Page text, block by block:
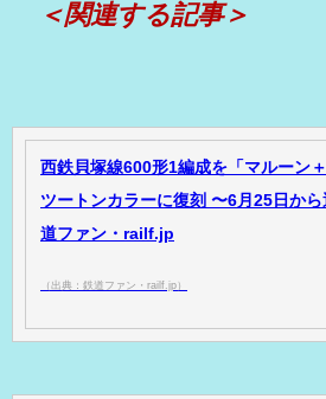
＜関連する記事＞
西鉄貝塚線600形1編成を「マルーン
ツートンカラーに復刻 〜6月25日か
道ファン・railf.jp
（出典：鉄道ファン・railf.jp）